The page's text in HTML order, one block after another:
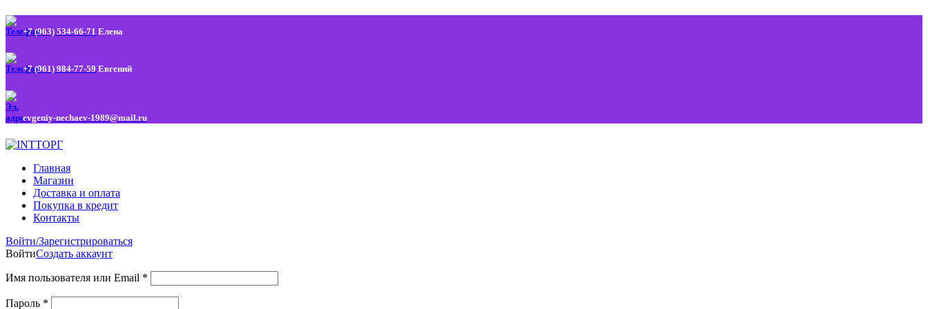
+7 (963) 534-66-71 Елена
+7 (961) 984-77-59 Евгений
evgeniy-nechaev-1989@mail.ru
Главная
Магазин
Доставка и оплата
Покупка в кредит
Контакты
Войти/Зарегистрироваться
ВойтиСоздать аккаунт
Имя пользователя или Email *
Пароль *